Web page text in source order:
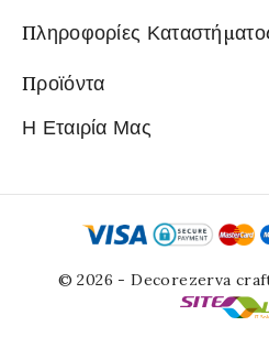
Πληροφορίες
Προϊόντα
Η Εταιρία Μας
© 2026 - Decorezerva